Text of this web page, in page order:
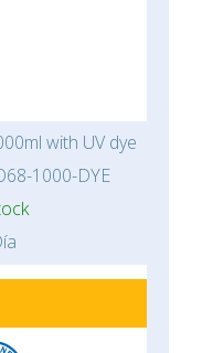
with UV dye
1000-DYE